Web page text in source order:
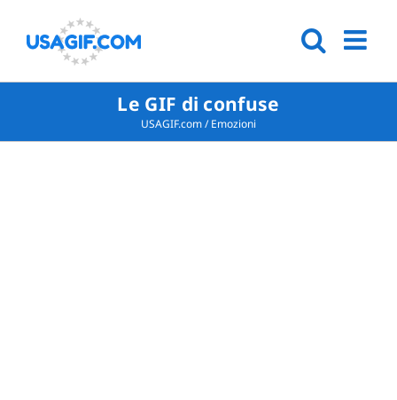
Le GIF di confuse
USAGIF.com/Emozioni